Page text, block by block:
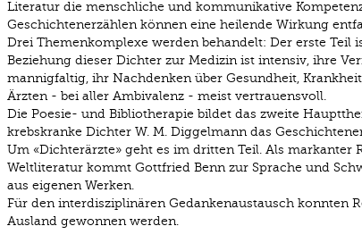
Literatur die menschliche und kommunikative
Geschichtenerzählen können eine heilende Wirkung
Drei Themenkomplexe werden behandelt: Der erste Teil
Beziehung dieser Dichter zur Medizin ist intensiv, ihre
mannigfaltig, ihr Nachdenken über Gesundheit,
Ärzten - bei aller Ambivalenz - meist vertrauensvoll.
Die Poesie- und Bibliotherapie bildet das zweite
krebskranke Dichter W. M. Diggelmann das
Um «Dichterärzte» geht es im dritten Teil. Als markanter
Weltliteratur kommt Gottfried Benn zur Sprache und
aus eigenen Werken.
Für den interdisziplinären Gedankenaustausch konnten
Ausland gewonnen werden.